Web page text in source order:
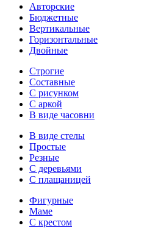
Авторские
Бюджетные
Вертикальные
Горизонтальные
Двойные
Строгие
Составные
С рисунком
С аркой
В виде часовни
В виде стелы
Простые
Резные
С деревьями
С плащаницей
Фигурные
Маме
С крестом